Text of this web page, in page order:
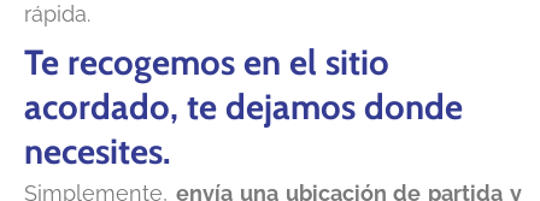
rápida.
Te recogemos en el sitio
acordado, te dejamos donde
necesites.
Simplemente, envía una ubicación de partida y